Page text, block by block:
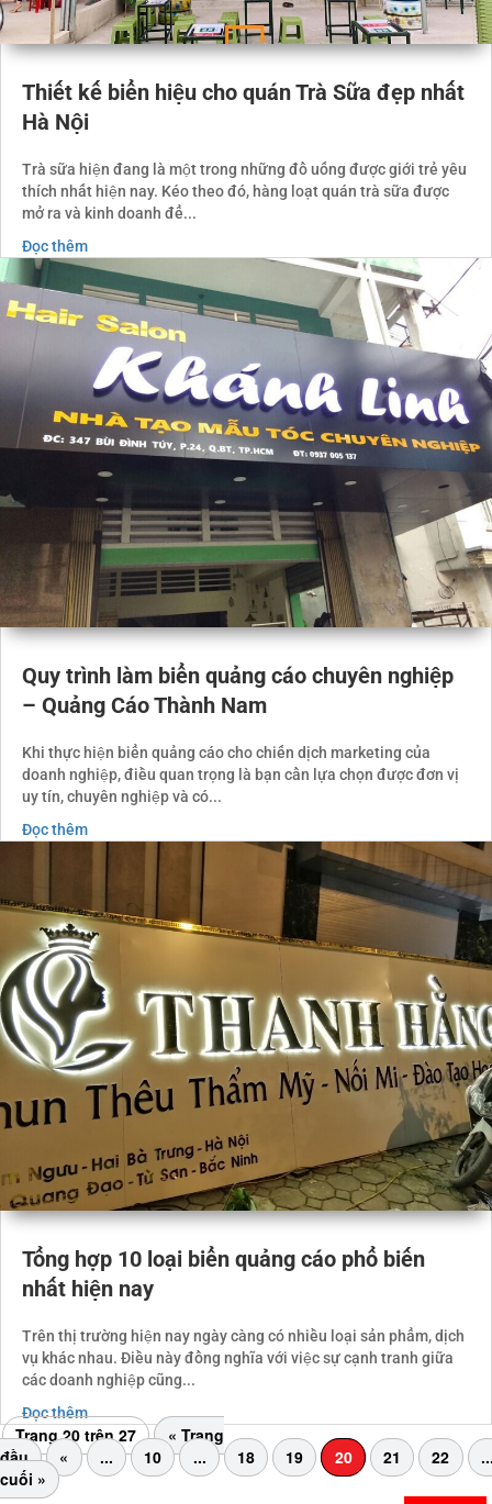
Thiết kế biển hiệu cho quán Trà Sữa đẹp nhất
Hà Nội
Trà sữa hiện đang là một trong những đồ uống được giới trẻ yêu
thích nhất hiện nay. Kéo theo đó, hàng loạt quán trà sữa được
mở ra và kinh doanh để...
Đọc thêm
Quy trình làm biển quảng cáo chuyên nghiệp
– Quảng Cáo Thành Nam
Khi thực hiện biển quảng cáo cho chiến dịch marketing của
doanh nghiệp, điều quan trọng là bạn cần lựa chọn được đơn vị
uy tín, chuyên nghiệp và có...
Đọc thêm
Tổng hợp 10 loại biển quảng cáo phổ biến
nhất hiện nay
Trên thị trường hiện nay ngày càng có nhiều loại sản phẩm, dịch
vụ khác nhau. Điều này đồng nghĩa với việc sự cạnh tranh giữa
các doanh nghiệp cũng...
Đọc thêm
Trang 20 trên 27
« Trang
đầu
« ... 10 ... 18 19 20 21 22
cuối »